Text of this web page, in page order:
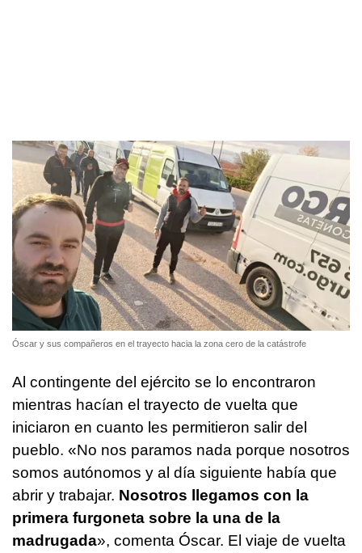
Óscar y sus compañeros en el trayecto hacia la zona cero de la catástrofe
Al contingente del ejército se lo encontraron
mientras hacían el trayecto de vuelta que
iniciaron en cuanto les permitieron salir del
pueblo. «No nos paramos nada porque nosotros
somos autónomos y al día siguiente había que
abrir y trabajar. Nosotros llegamos con la
primera furgoneta sobre la una de la
madrugada», comenta Óscar. El viaje de vuelta